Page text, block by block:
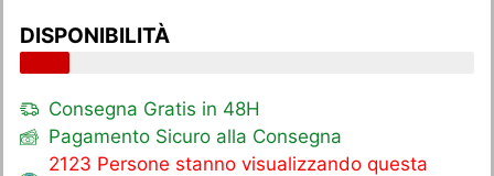
DISPONIBILITÀ
Consegna Gratis in 48H
Pagamento Sicuro alla Consegna
2123 Persone stanno visualizzando questa